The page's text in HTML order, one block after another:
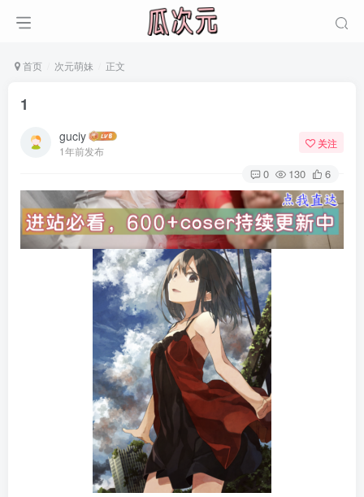
首页 次元萌妹 正文
1
guciy
1年前发布
关注
0 130 6